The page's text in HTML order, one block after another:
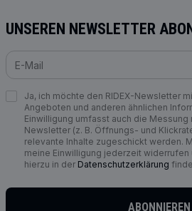
UNSEREN NEWSLETTER
Ja, ich möchte den RIDEX-Newsletter
Angeboten und anderen ähnlichen
Einwilligung umfasst auch die
Newsletter (z. B. Öffnungs- und
relevante Inhalte zugeschickt werden.
meine Einwilligung jederzeit
hierzu in der Datenschutzerklärung
ABONNIEREN